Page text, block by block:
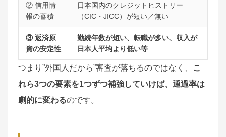
② 信用情
報の蓄積
日本国内のクレジットヒストリー
（CIC・JICC）が短い／無い
③ 返済原
資の安定性
勤続年数が短い、転職が多い、収入が
日本人平均より低い等
つまり”外国人だから”審査が落ちるのではなく、
こ
れら3つの要素を1つずつ補強していけば、通過率は
劇的に変わるのです。